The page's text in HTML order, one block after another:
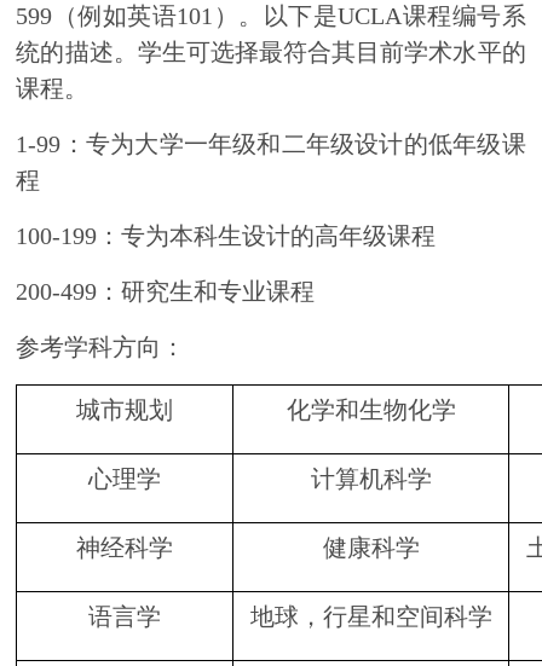
599（例如英语101）。以下是UCLA课程编号系
统的描述。学生可选择最符合其目前学术水平的
课程。
1-99：专为大学一年级和二年级设计的低年级课
程
100-199：专为本科生设计的高年级课程
200-499：研究生和专业课程
参考学科方向：
城市规划 化学和生物化学
心理学 计算机科学
神经科学 健康科学
语言学 地球，行星和空间科学